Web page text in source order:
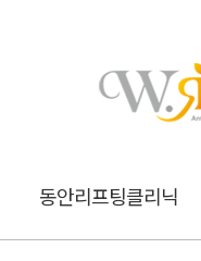
동안리프팅클리닉